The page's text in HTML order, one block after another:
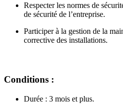
Respecter les normes de
de sécurité de l’entreprise.
Participer à la gestion de la
corrective des installations.
Conditions :
Durée : 3 mois et plus.